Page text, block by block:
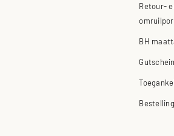
Retour-
BH
Gutschein